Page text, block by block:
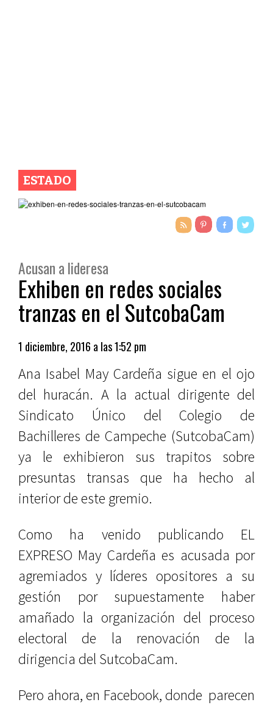
ESTADO
Acusan a lideresa
Exhiben en redes sociales
tranzas en el SutcobaCam
1 diciembre, 2016 a las 1:52 pm
Ana Isabel May Cardeña sigue en el ojo
del huracán. A la actual dirigente del
Sindicato Único del Colegio de
Bachilleres de Campeche (SutcobaCam)
ya le exhibieron sus trapitos sobre
presuntas transas que ha hecho al
interior de este gremio.
Como ha venido publicando EL
EXPRESO May Cardeña es acusada por
agremiados y líderes opositores a su
gestión por supuestamente haber
amañado la organización del proceso
electoral de la renovación de la
dirigencia del SutcobaCam.
Pero ahora, en Facebook, donde parecen